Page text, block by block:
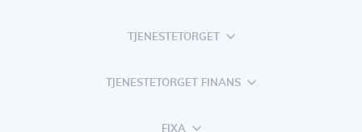
TJENESTETORGET
TJENESTETORGET FINANS
FIXA